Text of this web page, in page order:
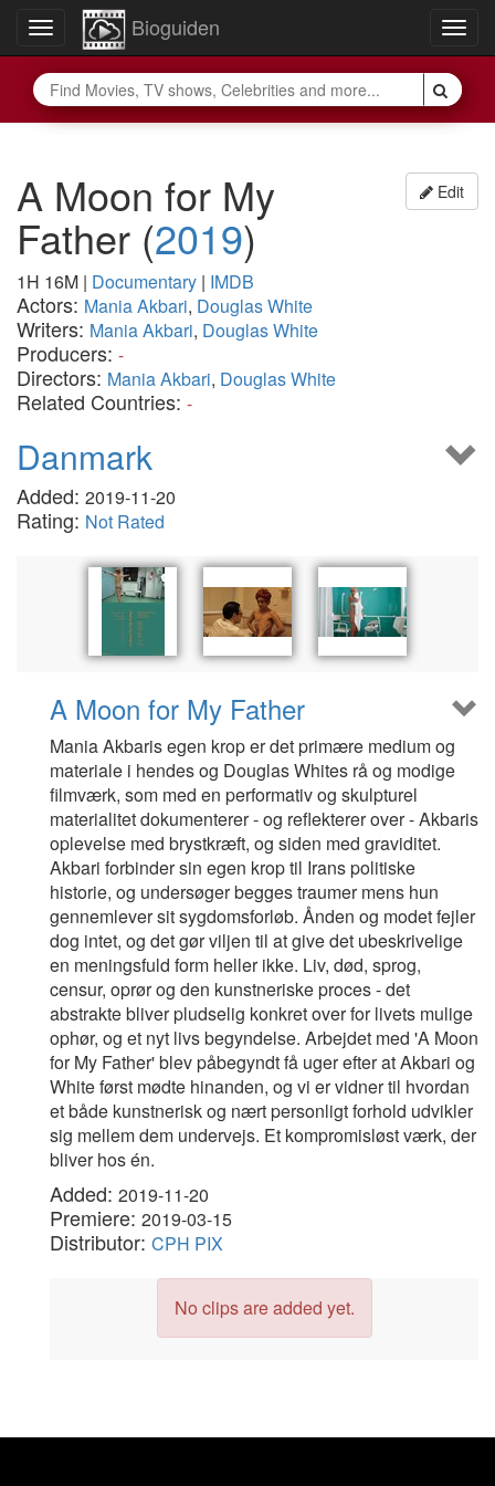
Toggle
navigation
Bioguiden
Edit
A Moon for My
Father (2019)
1H 16M | Documentary | IMDB
Actors: Mania Akbari, Douglas White
Writers: Mania Akbari, Douglas White
Producers: -
Directors: Mania Akbari, Douglas White
Related Countries: -
Danmark
Added: 2019-11-20
Rating: Not Rated
A Moon for My Father
Mania Akbaris egen krop er det primære medium og
materiale i hendes og Douglas Whites rå og modige
filmværk, som med en performativ og skulpturel
materialitet dokumenterer - og reflekterer over - Akbaris
oplevelse med brystkræft, og siden med graviditet.
Akbari forbinder sin egen krop til Irans politiske
historie, og undersøger begges traumer mens hun
gennemlever sit sygdomsforløb. Ånden og modet fejler
dog intet, og det gør viljen til at give det ubeskrivelige
en meningsfuld form heller ikke. Liv, død, sprog,
censur, oprør og den kunstneriske proces - det
abstrakte bliver pludselig konkret over for livets mulige
ophør, og et nyt livs begyndelse. Arbejdet med 'A Moon
for My Father' blev påbegyndt få uger efter at Akbari og
White først mødte hinanden, og vi er vidner til hvordan
et både kunstnerisk og nært personligt forhold udvikler
sig mellem dem undervejs. Et kompromisløst værk, der
bliver hos én.
Added: 2019-11-20
Premiere: 2019-03-15
Distributor: CPH PIX
No clips are added yet.